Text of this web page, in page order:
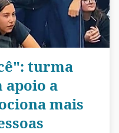
turma
apoio a
mais